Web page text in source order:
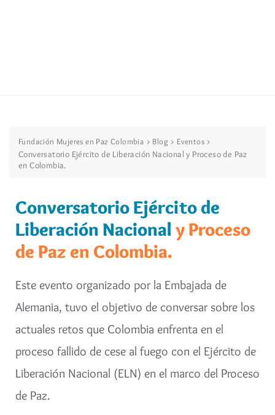
Fundación Mujeres en Paz Colombia > Blog > Eventos >
Conversatorio Ejército de Liberación Nacional y Proceso de Paz
en Colombia.
Conversatorio Ejército de
Liberación Nacionaly Proceso
de Paz en Colombia.
Este evento organizado por la Embajada de
Alemania, tuvo el objetivo de conversar sobre los
actuales retos que Colombia enfrenta en el
proceso fallido de cese al fuego con el Ejército de
Liberación Nacional (ELN) en el marco del Proceso
de Paz.